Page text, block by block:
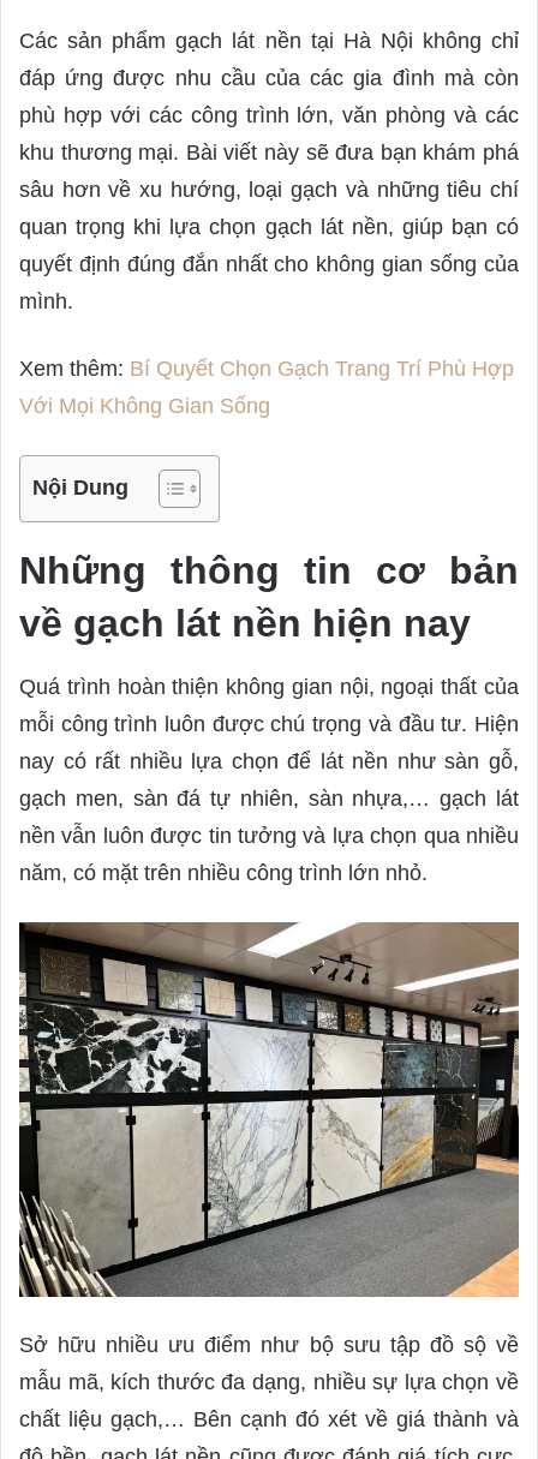
Các sản phẩm gạch lát nền tại Hà Nội không chỉ
đáp ứng được nhu cầu của các gia đình mà còn
phù hợp với các công trình lớn, văn phòng và các
khu thương mại. Bài viết này sẽ đưa bạn khám phá
sâu hơn về xu hướng, loại gạch và những tiêu chí
quan trọng khi lựa chọn gạch lát nền, giúp bạn có
quyết định đúng đắn nhất cho không gian sống của
mình.
Xem thêm: Bí Quyết Chọn Gạch Trang Trí Phù Hợp
Với Mọi Không Gian Sống
Nội Dung
Những thông tin cơ bản
về gạch lát nền hiện nay
Quá trình hoàn thiện không gian nội, ngoại thất của
mỗi công trình luôn được chú trọng và đầu tư. Hiện
nay có rất nhiều lựa chọn để lát nền như sàn gỗ,
gạch men, sàn đá tự nhiên, sàn nhựa,… gạch lát
nền vẫn luôn được tin tưởng và lựa chọn qua nhiều
năm, có mặt trên nhiều công trình lớn nhỏ.
Sở hữu nhiều ưu điểm như bộ sưu tập đồ sộ về
mẫu mã, kích thước đa dạng, nhiều sự lựa chọn về
chất liệu gạch,… Bên cạnh đó xét về giá thành và